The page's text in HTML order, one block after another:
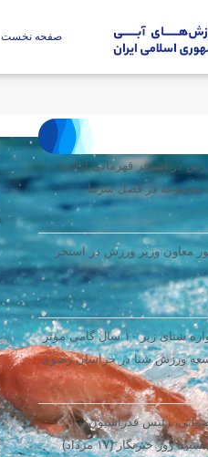
صفحه نخست
در استخر قهرمانی آزادی؛
مجموعه در فصل سرما
معاون وزیر ورزش در استخر
حسین گرایلی: جشنواره شنای زیر ۱۰ سال گامی مؤثر
ورزش شنا در خراسان رضوی
رئیس فدراسیون
خبرنگار (۱۷ مرداد)